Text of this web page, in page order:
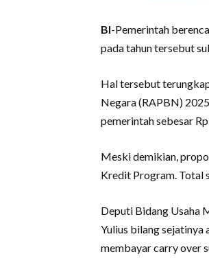
BI-Pemerintah
pada tahun tersebut
Hal tersebut
Negara (RAPBN)
pemerintah sebesar
Meski demikian,
Kredit Program. Total
Deputi Bidang Usaha
Yulius bilang sejatinya
membayar carry over